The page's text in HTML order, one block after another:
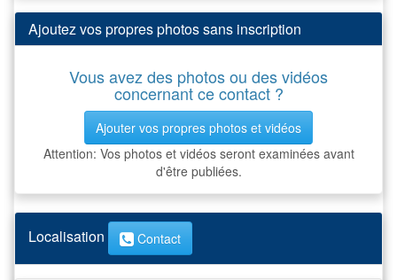
Ajoutez vos propres photos sans inscription
Vous avez des photos ou des vidéos
concernant ce contact ?
Ajouter vos propres photos et vidéos
Attention: Vos photos et vidéos seront examinées avant
d'être publiées.
Localisation Contact